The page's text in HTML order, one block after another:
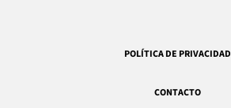
POLÍTICA DE PRIVACIDAD
CONTACTO